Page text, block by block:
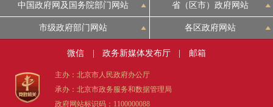
中国政府网及国务院部门网站 省（区市）政府网站
市级政府部门网站 各区政府网站
微信 政务新媒体发布厅 邮箱
主办：北京市人民政府办公厅
承办：北京市政务服务和数据管理局
政府网站标识码：1100000088